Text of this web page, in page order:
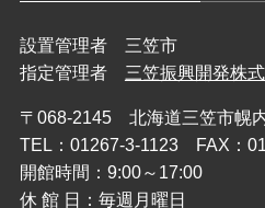
設置管理者 三笠市
指定管理者 三笠振興開発株
〒068-2145 北海道三笠市幌
TEL：01267-3-1123 FAX：
開館時間：9:00～17:00
休 館 日：毎週月曜日